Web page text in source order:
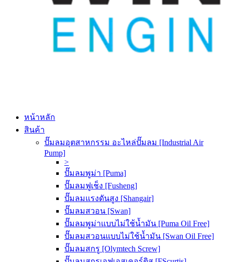
หน้าหลัก
สินค้า
ปั๊มลมอุตสาหกรรม อะไหล่ปั๊มลม [Industrial Air
Pump]
>
ปั๊มลมพูม่า [Puma]
ปั๊มลมฟูเช็ง [Fusheng]
ปั๊มลมแรงดันสูง [Shangair]
ปั๊มลมสวอน [Swan]
ปั๊มลมพูม่าแบบไม่ใช้น้ำมัน [Puma Oil Free]
ปั๊มลมสวอนแบบไม่ใช้น้ำมัน [Swan Oil Free]
ปั๊มลมสกรู [Olymtech Screw]